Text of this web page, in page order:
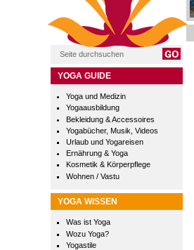
YOGA GUIDE
Yoga und Medizin
Yogaausbildung
Bekleidung & Accessoires
Yogabücher, Musik, Videos
Urlaub und Yogareisen
Ernährung & Yoga
Kosmetik & Körperpflege
Wohnen / Vastu
YOGA WISSEN
Was ist Yoga
Wozu Yoga?
Yogastile